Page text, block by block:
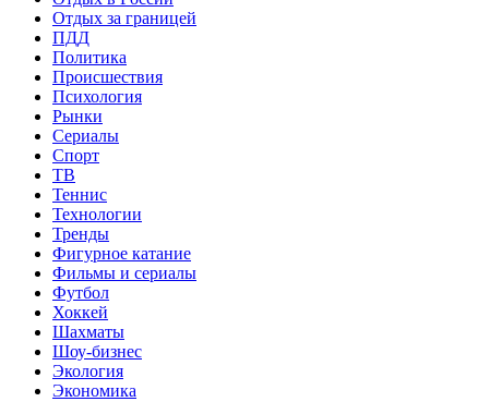
Отдых за границей
ПДД
Политика
Происшествия
Психология
Рынки
Сериалы
Спорт
ТВ
Теннис
Технологии
Тренды
Фигурное катание
Фильмы и сериалы
Футбол
Хоккей
Шахматы
Шоу-бизнес
Экология
Экономика